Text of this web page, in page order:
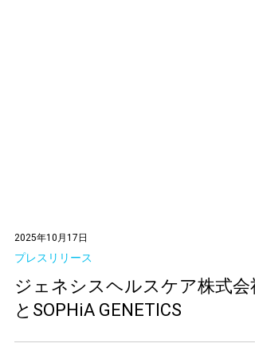
2025年10月17日
プレスリリース
ジェネシスヘルスケア株式会
とSOPHiA GENETICS